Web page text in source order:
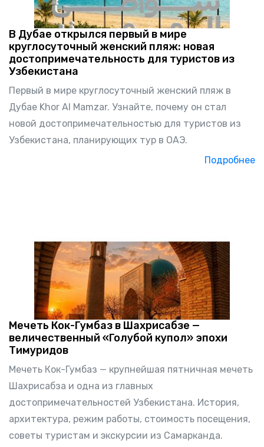
В Дубае открылся первый в мире
круглосуточный женский пляж: новая
достопримечательность для туристов из
Узбекистана
Первый в мире круглосуточный женский пляж в
Дубае Khor Al Mamzar. Узнайте, почему он стал
новой достопримечательностью для туристов из
Узбекистана, планирующих тур в ОАЭ.
Подробнее
Мечеть Кок-Гумбаз в Шахрисабзе —
величественный «Голубой купол» эпохи
Тимуридов
Мечеть Кок-Гумбаз — крупнейшая пятничная мечеть
Шахрисабза и одна из главных
достопримечательностей Узбекистана. История,
архитектура, режим работы, стоимость посещения,
советы туристам и экскурсии из Самарканда.